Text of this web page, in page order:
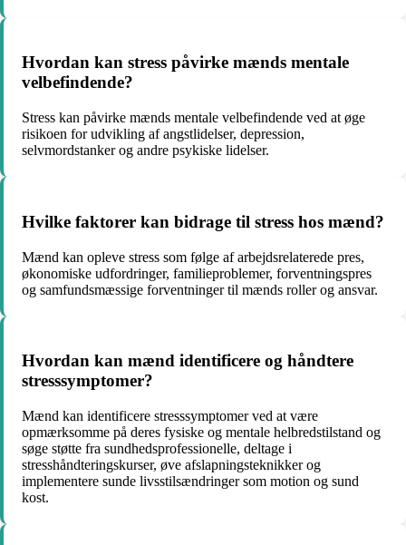
Hvordan kan stress påvirke mænds mentale
velbefindende?
Stress kan påvirke mænds mentale velbefindende ved at øge
risikoen for udvikling af angstlidelser, depression,
selvmordstanker og andre psykiske lidelser.
Hvilke faktorer kan bidrage til stress hos mænd?
Mænd kan opleve stress som følge af arbejdsrelaterede pres,
økonomiske udfordringer, familieproblemer, forventningspres
og samfundsmæssige forventninger til mænds roller og ansvar.
Hvordan kan mænd identificere og håndtere
stresssymptomer?
Mænd kan identificere stresssymptomer ved at være
opmærksomme på deres fysiske og mentale helbredstilstand og
søge støtte fra sundhedsprofessionelle, deltage i
stresshåndteringskurser, øve afslapningsteknikker og
implementere sunde livsstilsændringer som motion og sund
kost.